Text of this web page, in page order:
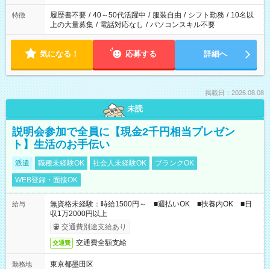
と、もう1つのお仕事の勤務時間。 合計で週40時間を超える場
合は応募できません。
特徴 履歴書不要 / 40～50代活躍中 / 服装自由 / シフト勤務 / 10名以
上の大量募集 / 電話対応なし / パソコンスキル不要
気になる！ 応募する 詳細へ
掲載日：2026.08.08
未読
説明会参加で全員に【現金2千円相当プレゼン
ト】生活のお手伝い
派遣 職種未経験OK 社会人未経験OK
ブランクOK
WEB登録・面接OK
給与
無資格未経験：時給1500円～ ■週払いOK ■扶養内OK ■日
収1万2000円以上
交通費別途支給あり
交通費 交通費全額支給
勤務地
東京都墨田区